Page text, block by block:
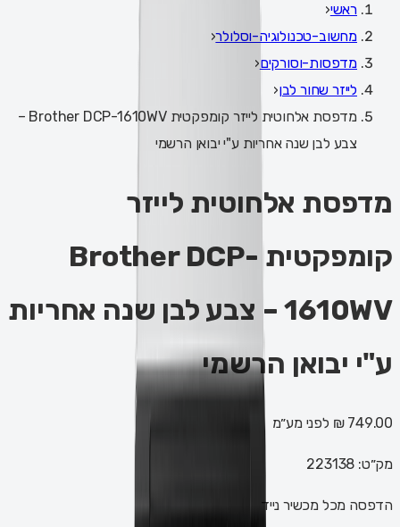
ראשי‹
מחשוב-טכנולוגיה-וסלולר‹
מדפסות-וסורקים‹
לייזר שחור לבן‹
מדפסת אלחוטית לייזר קומפקטית Brother DCP-1610WV –
צבע לבן שנה אחריות ע"י יבואן הרשמי
מדפסת אלחוטית לייזר
קומפקטית Brother DCP-
1610WV – צבע לבן שנה אחריות
ע"י יבואן הרשמי
749.00 ₪ לפני מע״מ
מק״ט: 223138
הדפסה מכל מכשיר נייד